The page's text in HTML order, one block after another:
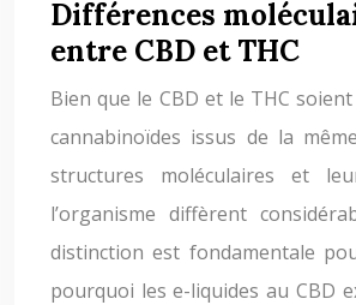
Différences
entre CBD et THC
Bien que le CBD et le THC
cannabinoïdes issus de la
structures moléculaires et
l’organisme diffèrent
distinction est fondamentale
pourquoi les e-liquides au CBD